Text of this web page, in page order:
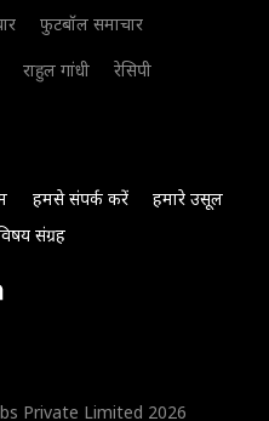
फुटबॉल समाचार
राहुल गांधी
रेसिपी
हमसे संपर्क करें
हमारे उसूल
संग्रह
Private Limited 2026